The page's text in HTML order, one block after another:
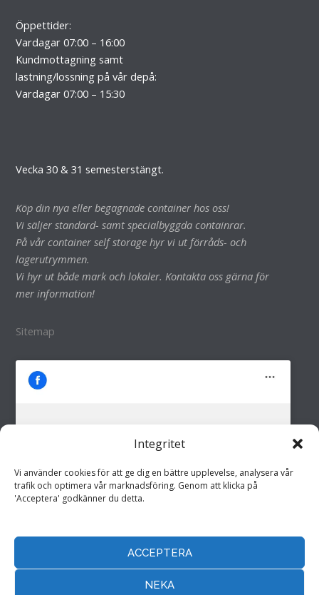
Integritet
Vi använder cookies för att ge dig en bättre upplevelse, analysera vår
trafik och optimera vår marknadsföring. Genom att klicka på
'Acceptera' godkänner du detta.
ACCEPTERA
NEKA
Öppettider:
Vardagar 07:00 – 16:00
Kundmottagning samt
lastning/lossning på vår depå:
Vardagar 07:00 – 15:30
Vecka 30 & 31 semesterstängt.
Köp din nya eller begagnade container hos oss!
Vi säljer standard- samt specialbyggda containrar.
På vår container self storage hyr vi ut förråds- och
lagerutrymmen.
Vi hyr ut både mark och lokaler. Kontakta oss gärna för
mer information!
Sitemap
cookies och aktivera detta innehåll
Hemsida drivs avAnnonspartner Sverige AB